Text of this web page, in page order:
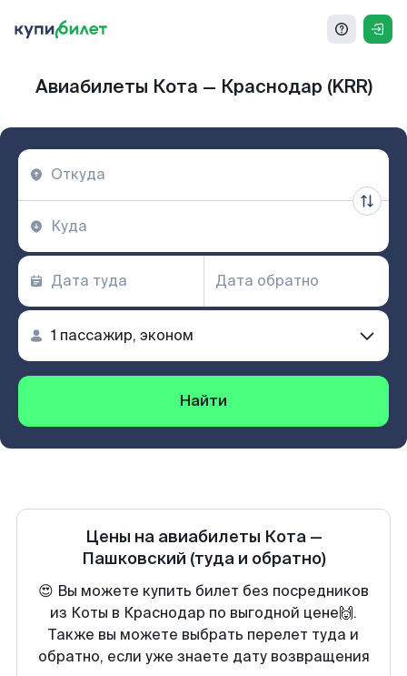
Авиабилеты Кота — Краснодар (KRR)
Найти
Цены на авиабилеты Кота—
Пашковский (туда и обратно)
😍 Вы можете купить билет без посредников
из Коты в Краснодар по выгодной цене🙌.
Также вы можете выбрать перелет туда и
обратно, если уже знаете дату возвращения